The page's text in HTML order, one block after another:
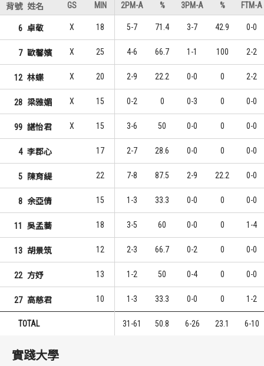
實踐大學
1 邱依庭 9
2 吳正瑀 7
3
實踐大學
1 吳正瑀 5
2 邱依庭 2
2
背號 姓名 GS MIN 2PM-A % 3PM-A % FTM-A
6 卓敬 X 18 5-7 71.4 3-7 42.9 0-0
7 歐馨嬪 X 25 4-6 66.7 1-1 100 2-2
12 林蝶 X 20 2-9 22.2 0-0 0 2-2
28 梁雅媚 X 15 0-2 0 0-3 0 0-0
99 諶怡君 X 15 3-6 50 0-0 0 0-0
4 李郡心 17 2-7 28.6 0-0 0 0-0
5 陳育緹 22 7-8 87.5 2-9 22.2 0-0
8 余亞倩 15 1-3 33.3 0-0 0 0-0
11 吳孟蕎 18 3-5 60 0-0 0 1-4
13 胡景筑 12 2-3 66.7 0-2 0 0-0
22 方妤 13 1-2 50 0-4 0 0-0
27 高慈君 10 1-3 33.3 0-0 0 1-2
TOTAL 31-61 50.8 6-26 23.1 6-10
實踐大學